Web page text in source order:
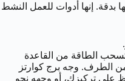
بدقة. إنها أدوات للعمل النشط
الطاقة من القاعدة
الطرف. وجه برج كوارتز
تركيزك، أو وجهه نحو